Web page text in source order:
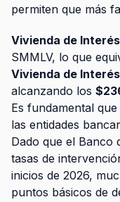
permiten que más
Vivienda de
SMMLV, lo que
Vivienda de
alcanzando los
Es fundamental
las entidades
Dado que el Banco
tasas de
inicios de 2026,
puntos básicos de